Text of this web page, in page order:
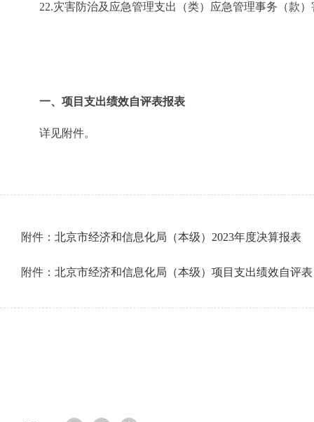
22.灾害防治及应急管理支出（类）应急管理事务（款
一、项目支出绩效自评表报表
详见附件。
附件： 北京市经济和信息化局（本级）2023年度决算报表
附件： 北京市经济和信息化局（本级）项目支出绩效自评表